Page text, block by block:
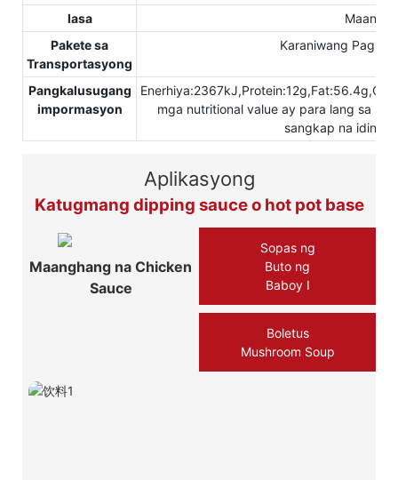
lasa
Pakete sa
Transportasyong
Karaniwang Pag-
Pangkalusugang
impormasyon
mga nutritional value ay para lang sa
sangkap na
Aplikasyong
Katugmang dipping sauce o hot pot base
Maanghang na Chicken
Sauce
Sopas ng
Buto ng
Baboy Ⅰ
Boletus
Mushroom Soup